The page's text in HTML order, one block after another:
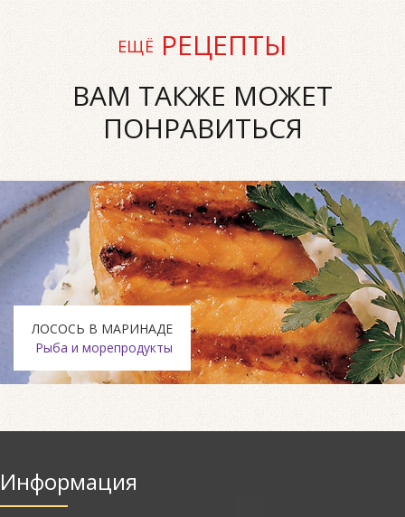
ЕЩЁ РЕЦЕПТЫ
ВАМ ТАКЖЕ МОЖЕТ
ПОНРАВИТЬСЯ
ЛОСОСЬ В МАРИНАДЕ
Рыба и морепродукты
Информация